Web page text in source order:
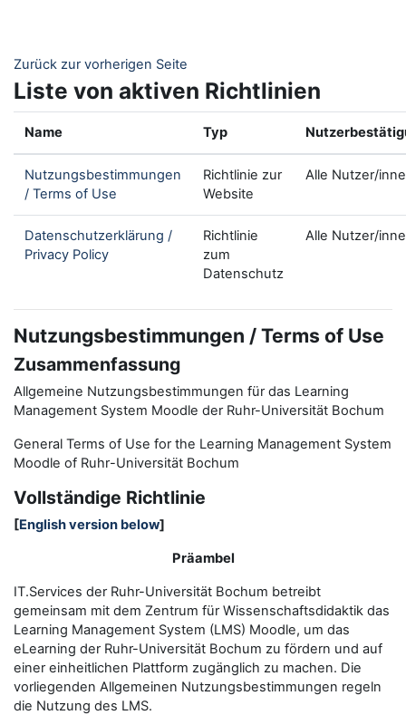
Zurück zur vorherigen Seite
Liste von aktiven Richtlinien
Name Typ
Nutzungsbestimmungen
/ Terms of Use
Richtlinie zur
Website
Alle Nutzer/
Datenschutzerklärung /
Privacy Policy
Richtlinie
zum
Datenschutz
Alle Nutzer/
Nutzungsbestimmungen / Terms of Use
Zusammenfassung
Allgemeine Nutzungsbestimmungen für das Learning
Management System Moodle der Ruhr-Universität Bochum
General Terms of Use for the Learning Management System
Moodle of Ruhr-Universität Bochum
Vollständige Richtlinie
[English version below]
Präambel
IT.Services der Ruhr-Universität Bochum betreibt
gemeinsam mit dem Zentrum für Wissenschaftsdidaktik das
Learning Management System (LMS) Moodle, um das
eLearning der Ruhr-Universität Bochum zu fördern und auf
einer einheitlichen Plattform zugänglich zu machen. Die
vorliegenden Allgemeinen Nutzungsbestimmungen regeln
die Nutzung des LMS.